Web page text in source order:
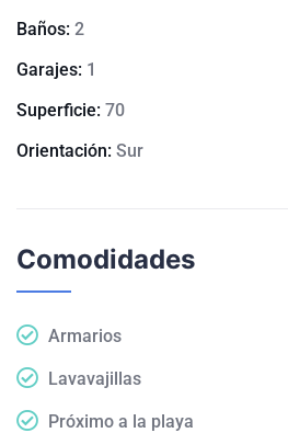
Baños: 2
Garajes: 1
Superficie: 70
Orientación: Sur
Comodidades
Armarios
Lavavajillas
Próximo a la playa